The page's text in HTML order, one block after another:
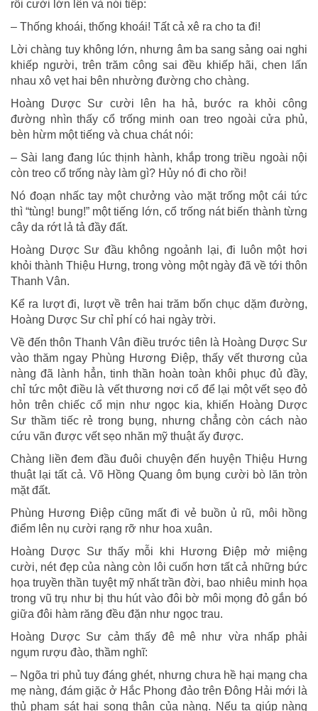
rồi cười lớn lên và nói tiếp:
– Thống khoái, thống khoái! Tất cả xê ra cho ta đi!
Lời chàng tuy không lớn, nhưng âm ba sang sảng oai nghi
khiếp người, trên trăm công sai đều khiếp hãi, chen lấn
nhau xô vẹt hai bên nhường đường cho chàng.
Hoàng Dược Sư cười lên ha hả, bước ra khỏi công
đường nhìn thấy cổ trống minh oan treo ngoài cửa phủ,
bèn hừm một tiếng và chua chát nói:
– Sài lang đang lúc thịnh hành, khắp trong triều ngoài nội
còn treo cổ trống này làm gì? Hủy nó đi cho rồi!
Nó đoạn nhấc tay một chưởng vào mặt trống một cái tức
thì “tùng! bung!” một tiếng lớn, cổ trống nát biến thành từng
cây da rớt lả tả đầy đất.
Hoàng Dược Sư đầu không ngoảnh lại, đi luôn một hơi
khỏi thành Thiệu Hưng, trong vòng một ngày đã về tới thôn
Thanh Vân.
Kể ra lượt đi, lượt về trên hai trăm bốn chục dặm đường,
Hoàng Dược Sư chỉ phí có hai ngày trời.
Về đến thôn Thanh Vân điều trước tiên là Hoàng Dược Sư
vào thăm ngay Phùng Hương Điệp, thấy vết thương của
nàng đã lành hẳn, tinh thần hoàn toàn khôi phục đủ đầy,
chỉ tức một điều là vết thương nơi cổ để lại một vết sẹo đỏ
hỏn trên chiếc cổ mịn như ngọc kia, khiến Hoàng Dược
Sư thầm tiếc rẻ trong bụng, nhưng chẳng còn cách nào
cứu vãn được vết sẹo nhăn mỹ thuật ấy được.
Chàng liền đem đầu đuôi chuyện đến huyện Thiệu Hưng
thuật lại tất cả. Võ Hồng Quang ôm bụng cười bò lăn tròn
mặt đất.
Phùng Hương Điệp cũng mất đi vẻ buồn ủ rũ, môi hồng
điểm lên nụ cười rạng rỡ như hoa xuân.
Hoàng Dược Sư thấy mỗi khi Hương Điệp mở miệng
cười, nét đẹp của nàng còn lôi cuốn hơn tất cả những bức
họa truyền thần tuyệt mỹ nhất trần đời, bao nhiêu minh họa
trong vũ trụ như bị thu hút vào đôi bờ môi mọng đỏ gắn bó
giữa đôi hàm răng đều đặn như ngọc trau.
Hoàng Dược Sư cảm thấy đê mê như vừa nhấp phải
ngụm rượu đào, thầm nghĩ:
– Ngõa tri phủ tuy đáng ghét, nhưng chưa hề hại mạng cha
mẹ nàng, đám giặc ở Hắc Phong đảo trên Đông Hải mới là
thủ phạm sát hại song thân của nàng. Nếu ta giúp nàng